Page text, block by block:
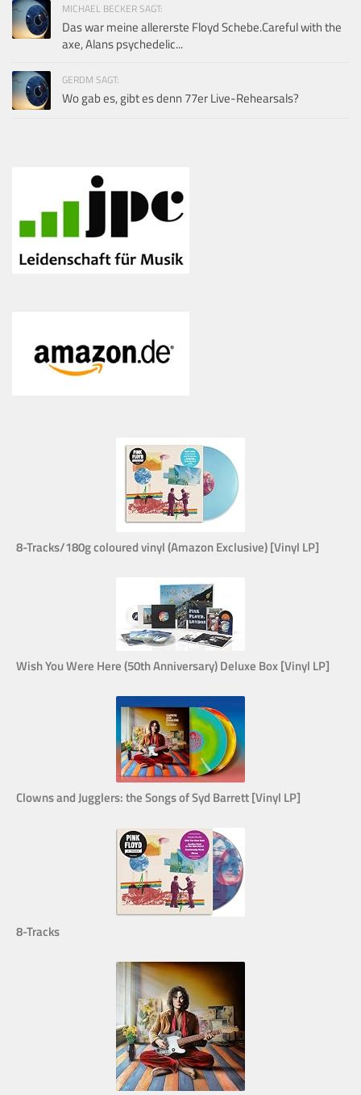
MICHAEL BECKER SAGT:
Das war meine allererste Floyd Schebe.Careful with the
axe, Alans psychedelic...
GERDM SAGT:
Wo gab es, gibt es denn 77er Live-Rehearsals?
8-Tracks/180g coloured vinyl (Amazon Exclusive) [Vinyl LP]
Wish You Were Here (50th Anniversary) Deluxe Box [Vinyl LP]
Clowns and Jugglers: the Songs of Syd Barrett [Vinyl LP]
8-Tracks